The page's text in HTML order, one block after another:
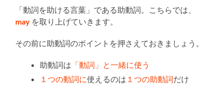
切
替
る
「動詞を助ける言葉」である助動詞。こちらでは、
may を取り上げていきます。
その前に助動詞のポイントを押さえておきましょう。
助動詞は 「動詞」と一緒に使う
１つの動詞に使えるのは １つの助動詞だけ